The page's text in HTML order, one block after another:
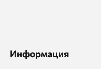
Информация